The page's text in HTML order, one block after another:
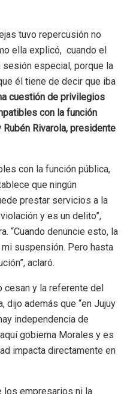
tuvo repercusión no
ella explicó, cuando el
sesión especial, porque la
él tiene de decir que iba
cuestión de privilegios
con la función
Rivarola, presidente
con la función pública,
que ningún
prestar servicios a la
y es un delito”,
“Cuando denuncie esto, la
suspensión. Pero hasta
aclaró.
cesan y la referente del
dijo además que “en Jujuy
independencia de
gobierna Morales y es
impacta directamente en
los empresarios ni la